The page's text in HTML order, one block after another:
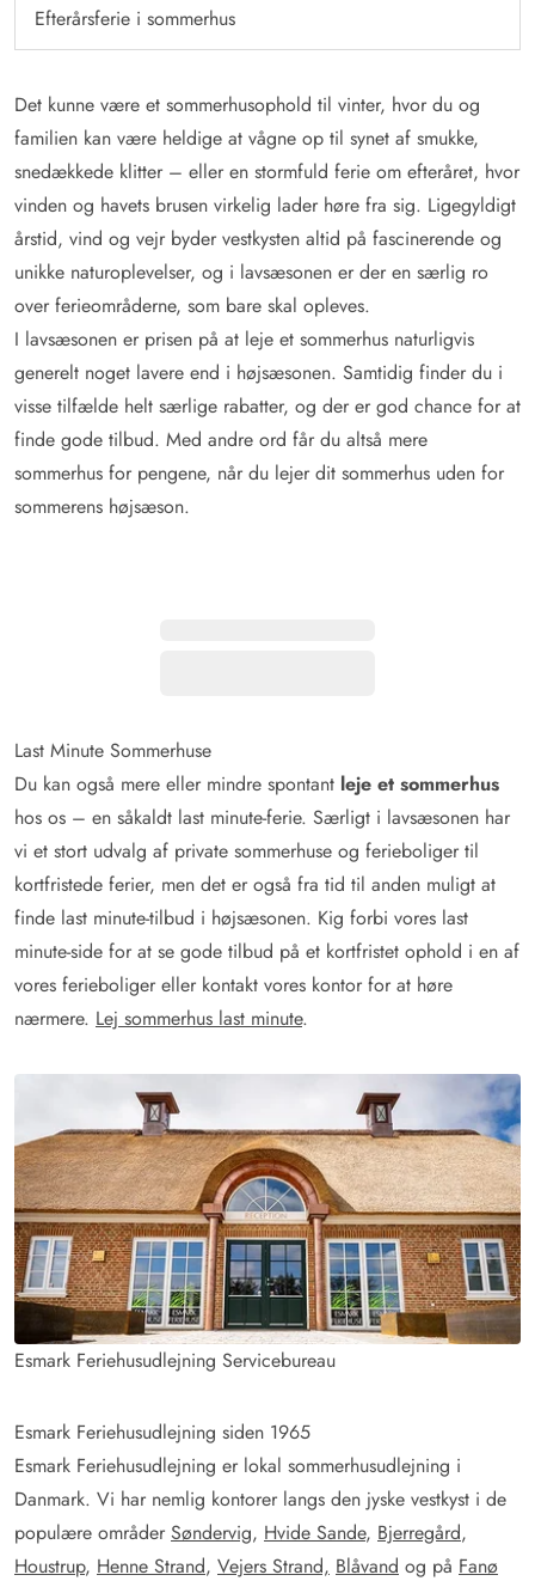
Efterårsferie i sommerhus
Det kunne være et sommerhusophold til vinter, hvor du og
familien kan være heldige at vågne op til synet af smukke,
snedækkede klitter – eller en stormfuld ferie om efteråret, hvor
vinden og havets brusen virkelig lader høre fra sig. Ligegyldigt
årstid, vind og vejr byder vestkysten altid på fascinerende og
unikke naturoplevelser, og i lavsæsonen er der en særlig ro
over ferieområderne, som bare skal opleves.
I lavsæsonen er prisen på at leje et sommerhus naturligvis
generelt noget lavere end i højsæsonen. Samtidig finder du i
visse tilfælde helt særlige rabatter, og der er god chance for at
finde gode tilbud. Med andre ord får du altså mere
sommerhus for pengene, når du lejer dit sommerhus uden for
sommerens højsæson.
Last Minute Sommerhuse
Du kan også mere eller mindre spontant leje et sommerhus
hos os – en såkaldt last minute-ferie. Særligt i lavsæsonen har
vi et stort udvalg af private sommerhuse og ferieboliger til
kortfristede ferier, men det er også fra tid til anden muligt at
finde last minute-tilbud i højsæsonen. Kig forbi vores last
minute-side for at se gode tilbud på et kortfristet ophold i en af
vores ferieboliger eller kontakt vores kontor for at høre
nærmere. Lej sommerhus last minute.
Esmark Feriehusudlejning Servicebureau
Esmark Feriehusudlejning siden 1965
Esmark Feriehusudlejning er lokal sommerhusudlejning i
Danmark. Vi har nemlig kontorer langs den jyske vestkyst i de
populære områder Søndervig, Hvide Sande, Bjerregård,
Houstrup, Henne Strand, Vejers Strand, Blåvand og på Fanø